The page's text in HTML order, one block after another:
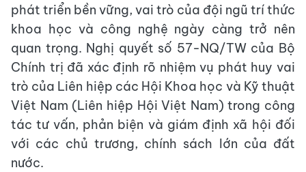
phát triển bền vững, vai trò của đội ngũ trí thức
khoa học và công nghệ ngày càng trở nên
quan trọng. Nghị quyết số 57-NQ/TW của Bộ
Chính trị đã xác định rõ nhiệm vụ phát huy vai
trò của Liên hiệp các Hội Khoa học và Kỹ thuật
Việt Nam (Liên hiệp Hội Việt Nam) trong công
tác tư vấn, phản biện và giám định xã hội đối
với các chủ trương, chính sách lớn của đất
nước.